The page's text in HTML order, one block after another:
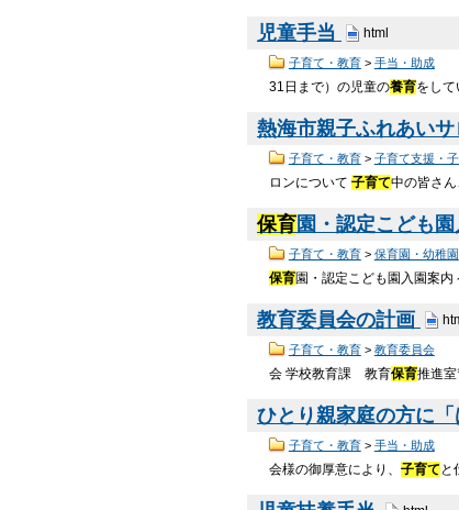
児童手当 html
子育て・教育> 手当・助成
31日まで）の児童の養育をし
熱海市親子ふれあいサ
子育て・教育> 子育て支援・
ロンについて子育て中の皆さ
保育園・認定こども
子育て・教育> 保育園・幼稚園
保育園・認定こども園入園案
教育委員会の計画
子育て・教育> 教育委員会
会 学校教育課 教育保育推進
ひとり親家庭の方に
子育て・教育> 手当・助成
会様の御厚意により、子育て と